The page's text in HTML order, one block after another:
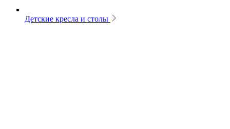
Детские кресла и столы